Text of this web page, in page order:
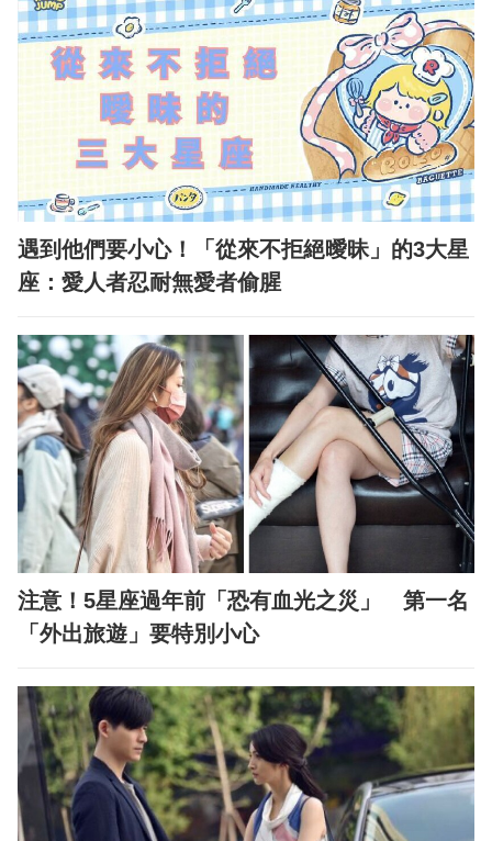
遇到他們要小心！「從來不拒絕曖昧」的3大星
座：愛人者忍耐無愛者偷腥
注意！5星座過年前「恐有血光之災」 第一名
「外出旅遊」要特別小心